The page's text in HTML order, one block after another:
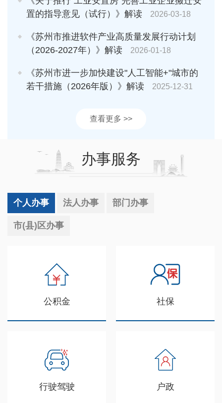
置的指导意见（试行）》解读
2026-03-18
《苏州市推进软件产业高质量发展行动计划
（2026-2027年）》解读
2026-01-18
《苏州市进一步加快建设"人工智能+"城市的
若干措施（2026年版）》解读
2025-12-31
查看更多 >>
办事服务
个人办事 法人办事 部门办事
市(县)区办事
公积金 社保
行驶驾驶 户政